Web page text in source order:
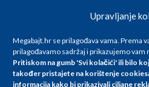
Upravljanje
Megabajt.hr se prilagođava vama. Prema
prilagođavamo sadržaj i prikazujemo
Pritiskom na gumb 'Svi kolačići' ili bilo
također pristajete na korištenje
informacija kako bi prikazivali ciljane
Za artikle kojih trenutno nema u
info@megabajt.hr. Sve cijene su